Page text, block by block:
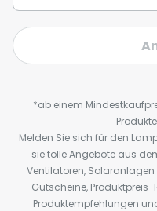
*ab einem
Melden Sie sich für den
sie tolle Angebote aus
Ventilatoren,
Gutscheine,
Produktempfehlungen